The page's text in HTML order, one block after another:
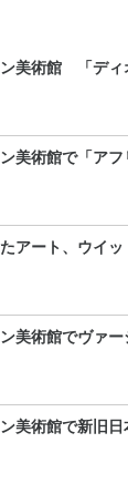
美術館 「ディ
美術館で「ア
アート、ウイッ
美術館でヴァ
美術館で新旧日